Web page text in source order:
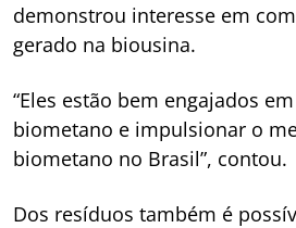
demonstrou interesse em
gerado na biousina.
“Eles estão bem engajados
biometano e impulsionar o
biometano no Brasil”, contou.
Dos resíduos também é